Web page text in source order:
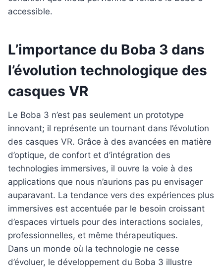
accessible.
L’importance du Boba 3 dans
l’évolution technologique des
casques VR
Le Boba 3 n’est pas seulement un prototype
innovant; il représente un tournant dans l’évolution
des casques VR. Grâce à des avancées en matière
d’optique, de confort et d’intégration des
technologies immersives, il ouvre la voie à des
applications que nous n’aurions pas pu envisager
auparavant. La tendance vers des expériences plus
immersives est accentuée par le besoin croissant
d’espaces virtuels pour des interactions sociales,
professionnelles, et même thérapeutiques.
Dans un monde où la technologie ne cesse
d’évoluer, le développement du Boba 3 illustre